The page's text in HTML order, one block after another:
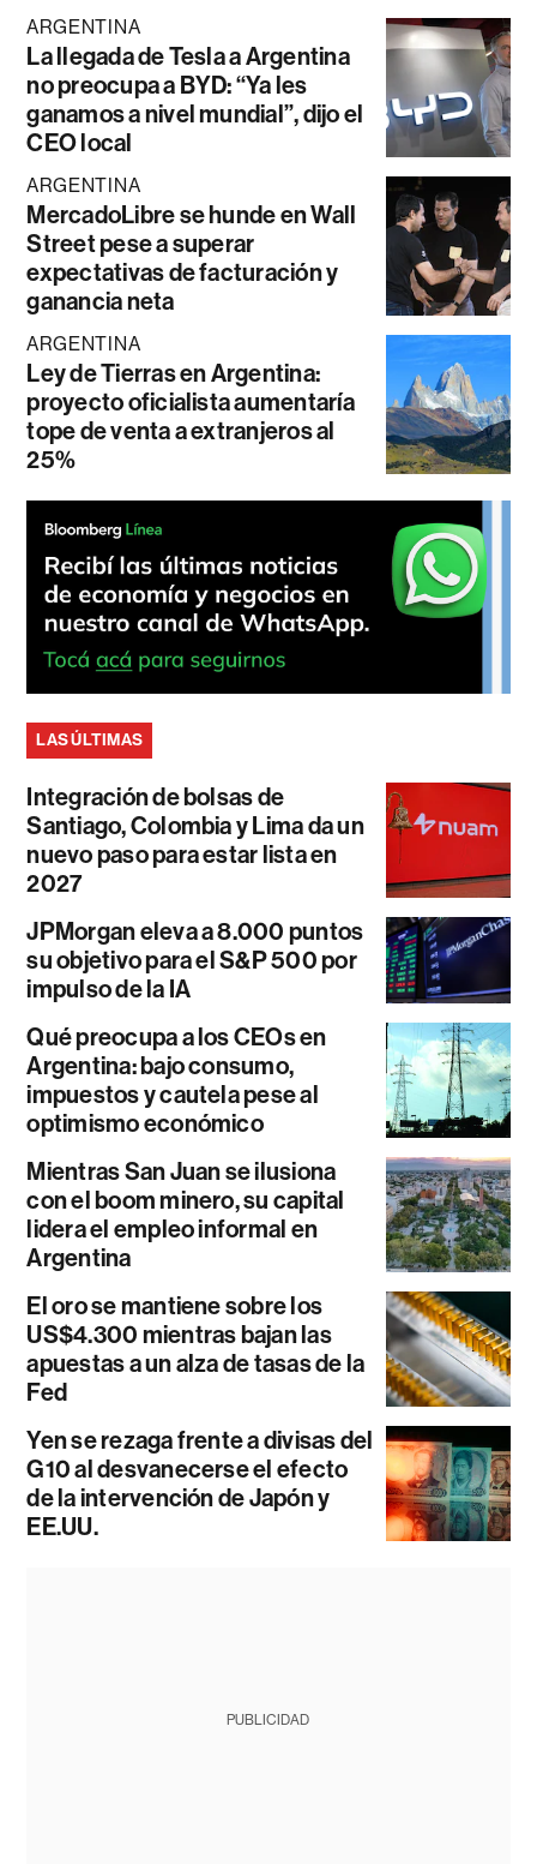
ARGENTINA
La llegada de Tesla a Argentina
no preocupa a BYD: “Ya les
ganamos a nivel mundial”, dijo el
CEO local
ARGENTINA
MercadoLibre se hunde en Wall
Street pese a superar
expectativas de facturación y
ganancia neta
ARGENTINA
Ley de Tierras en Argentina:
proyecto oficialista aumentaría
tope de venta a extranjeros al
25%
LAS ÚLTIMAS
Integración de bolsas de
Santiago, Colombia y Lima da un
nuevo paso para estar lista en
2027
JPMorgan eleva a 8.000 puntos
su objetivo para el S&P 500 por
impulso de la IA
Qué preocupa a los CEOs en
Argentina: bajo consumo,
impuestos y cautela pese al
optimismo económico
Mientras San Juan se ilusiona
con el boom minero, su capital
lidera el empleo informal en
Argentina
El oro se mantiene sobre los
US$4.300 mientras bajan las
apuestas a un alza de tasas de la
Fed
Yen se rezaga frente a divisas del
G10 al desvanecerse el efecto
de la intervención de Japón y
EE.UU.
PUBLICIDAD